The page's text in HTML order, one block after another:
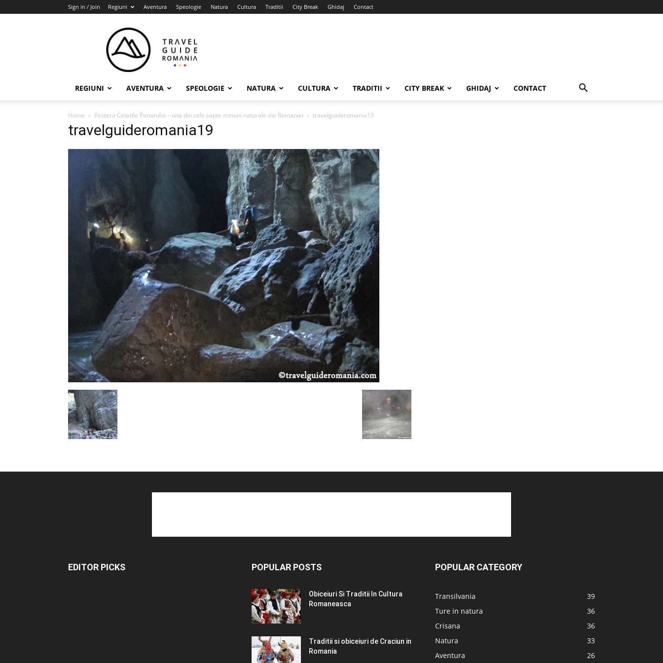
Sign in / Join Regiuni Aventura Speologie Natura Cultura Traditii City Break Ghidaj Contact
Guide
Romania
REGIUNI AVENTURA SPEOLOGIE NATURA CULTURA TRADITII CITY BREAK GHIDAJ CONTACT
Home Pestera Cetatile Ponorului – una din cele sapte minuni naturale ale Romaniei travelguideromania19
travelguideromania19
EDITOR PICKS POPULAR POSTS
Obiceiuri Si Traditii In Cultura
Romaneasca
Traditii si obiceiuri de Craciun in
Romania
POPULAR CATEGORY
Transilvania
39
Ture in natura
36
Crisana
36
Natura
33
Aventura
26